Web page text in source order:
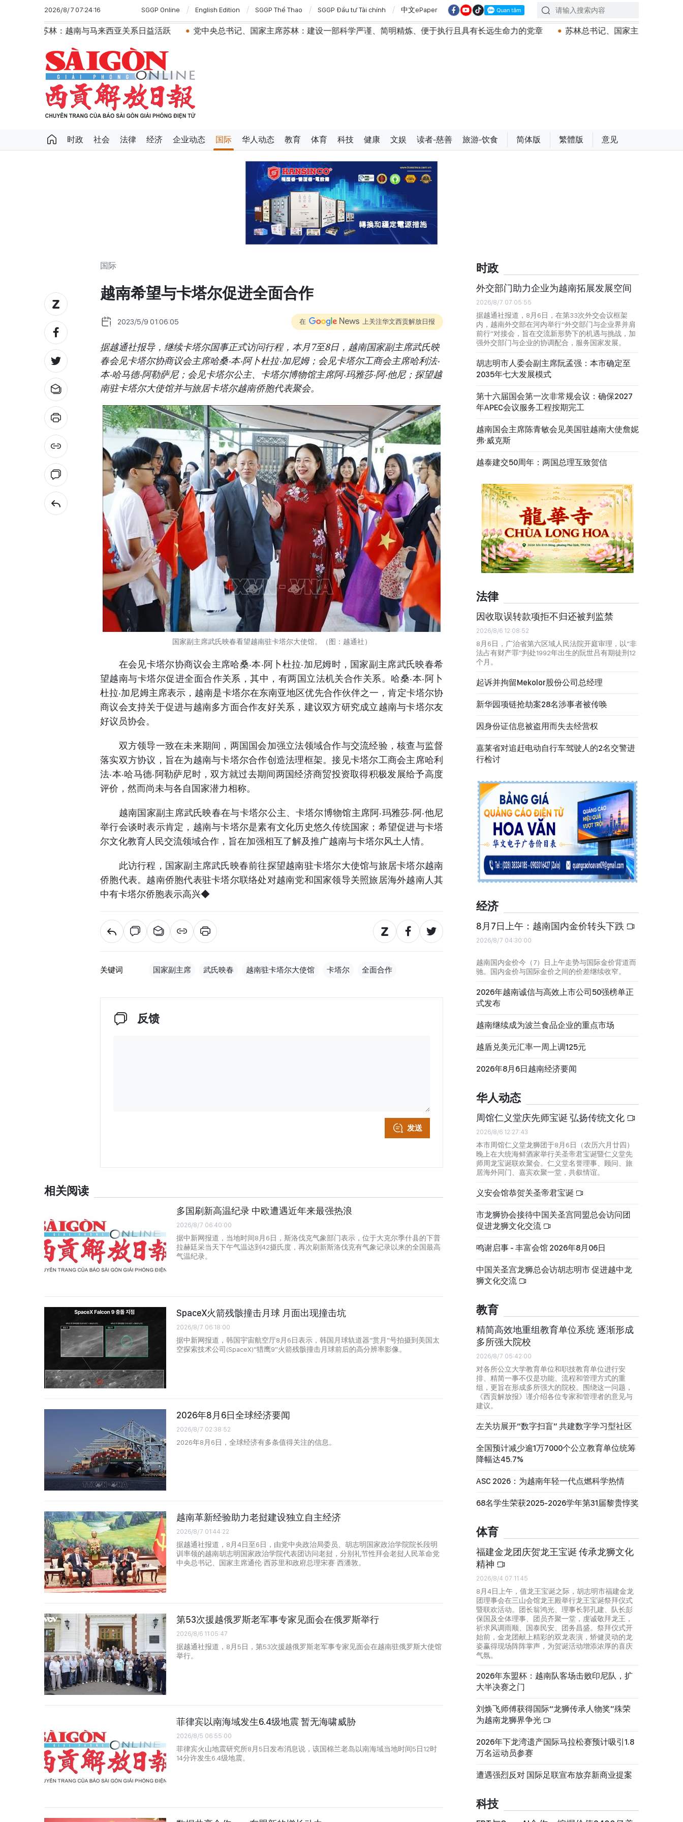
2026/8/7 07:24:16 SGGP Online English Edition SGGP Thể Thao SGGP Đầu tư Tài chính 中文ePaper
南与马来西亚关系日益活跃 党中央总书记、国家主席苏林：建设一部科学严谨、简明精炼、便于执行且具有长远生命力的党章 苏林总书记、国家主席会见东盟国家驻河内使节
时政 社会 法律 经济 企业动态 国际 华人动态 教育 体育 科技 健康 文娱 读者-慈善 旅游-饮食 简体版 繁體版 意见
国际
越南希望与卡塔尔促进全面合作
2023/5/9 01:06:05 在 上关注华文西贡解放日报
据越通社报导，继续卡塔尔国事正式访问行程，本月7至8日，越南国家副主席武氏映
春会见卡塔尔协商议会主席哈桑‧本‧阿卜杜拉‧加尼姆；会见卡塔尔工商会主席哈利法‧
本‧哈马德‧阿勒萨尼；会见卡塔尔公主、卡塔尔博物馆主席阿‧玛雅莎‧阿‧他尼；探望越
南驻卡塔尔大使馆并与旅居卡塔尔越南侨胞代表聚会。
国家副主席武氏映春看望越南驻卡塔尔大使馆。（图：越通社）
在会见卡塔尔协商议会主席哈桑‧本‧阿卜杜拉‧加尼姆时，国家副主席武氏映春希
望越南与卡塔尔促进全面合作关系，其中，有两国立法机关合作关系。哈桑‧本‧阿卜
杜拉‧加尼姆主席表示，越南是卡塔尔在东南亚地区优先合作伙伴之一，肯定卡塔尔协
商议会支持关于促进与越南多方面合作友好关系，建议双方研究成立越南与卡塔尔友
好议员协会。
双方领导一致在未来期间，两国国会加强立法领域合作与交流经验，核查与监督
落实双方协议，旨在为越南与卡塔尔合作创造法理框架。接见卡塔尔工商会主席哈利
法‧本‧哈马德‧阿勒萨尼时，双方就过去期间两国经济商贸投资取得积极发展给予高度
评价，然而尚未与各自国家潜力相称。
越南国家副主席武氏映春在与卡塔尔公主、卡塔尔博物馆主席阿‧玛雅莎‧阿‧他尼
举行会谈时表示肯定，越南与卡塔尔是素有文化历史悠久传统国家；希望促进与卡塔
尔文化教育人民交流领域合作，旨在加强相互了解及推广越南与卡塔尔风土人情。
此访行程，国家副主席武氏映春前往探望越南驻卡塔尔大使馆与旅居卡塔尔越南
侨胞代表。越南侨胞代表驻卡塔尔联络处对越南党和国家领导关照旅居海外越南人其
中有卡塔尔侨胞表示高兴◆
关键词 国家副主席 武氏映春 越南驻卡塔尔大使馆 卡塔尔 全面合作
反馈
发送
相关阅读
多国刷新高温纪录 中欧遭遇近年来最强热浪
2026/8/7 06:40:00
据中新网报道，当地时间8月6日，斯洛伐克气象部门表示，位于大克尔季什县的下普
拉赫廷采当天下午气温达到42摄氏度，再次刷新斯洛伐克有气象记录以来的全国最高
气温纪录。
SpaceX火箭残骸撞击月球 月面出现撞击坑
2026/8/7 06:18:00
据中新网报道，韩国宇宙航空厅8月6日表示，韩国月球轨道器“赏月”号拍摄到美国太
空探索技术公司(SpaceX)“猎鹰9”火箭残骸撞击月球前后的高分辨率影像。
2026年8月6日全球经济要闻
2026/8/7 02:38:52
2026年8月6日，全球经济有多条值得关注的信息。
越南革新经验助力老挝建设独立自主经济
2026/8/7 01:44:22
据越通社报道，8月4日至6日，由党中央政治局委员、胡志明国家政治学院院长段明
训率领的越南胡志明国家政治学院代表团访问老挝，分别礼节性拜会老挝人民革命党
中央总书记、国家主席通伦·西苏里和政府总理宋赛·西潘敦。
第53次援越俄罗斯老军事专家见面会在俄罗斯举行
2026/8/6 11:05:47
据越通社报道，8月5日，第53次援越俄罗斯老军事专家见面会在越南驻俄罗斯大使馆
举行。
菲律宾以南海域发生6.4级地震 暂无海啸威胁
2026/8/5 06:55:00
菲律宾火山地震研究所8月5日发布消息说，该国棉兰老岛以南海域当地时间5日12时
14分许发生6.4级地震。
时政
外交部门助力企业为越南拓展发展空间
2026/8/7 07:05:55
据越通社报道，8月6日，在第33次外交会议框架
内，越南外交部在河内举行“外交部门与企业界并肩
前行”对接会，旨在交流新形势下的机遇与挑战，加
强外交部门与企业的协调配合，服务国家发展。
胡志明市人委会副主席阮孟强：本市确定至
2035年七大发展模式
第十六届国会第一次非常规会议：确保2027
年APEC会议服务工程按期完工
越南国会主席陈青敏会见美国驻越南大使詹妮
弗·威克斯
越泰建交50周年：两国总理互致贺信
法律
因收取误转款项拒不归还被判监禁
2026/8/6 12:08:52
8月6日，广治省第六区域人民法院开庭审理，以“非
法占有财产罪”判处1992年出生的阮世吕有期徒刑12
个月。
起诉并拘留Mekolor股份公司总经理
新华园项链抢劫案28名涉事者被传唤
因身份证信息被盗用而失去经营权
嘉莱省对追赶电动自行车驾驶人的2名交警进
行检讨
经济
8月7日上午：越南国内金价转头下跌
2026/8/7 04:30:00
越南国内金价今（7）日上午走势与国际金价背道而
驰。国内金价与国际金价之间的价差继续收窄。
2026年越南诚信与高效上市公司50强榜单正
式发布
越南继续成为波兰食品企业的重点市场
越盾兑美元汇率一周上调125元
2026年8月6日越南经济要闻
华人动态
周馆仁义堂庆先师宝诞 弘扬传统文化
2026/8/6 12:27:43
本市周馆仁义堂龙狮团于8月6日（农历六月廿四）
晚上在大统海鲜酒家举行关圣帝君宝诞暨仁义堂先
师周龙宝诞联欢聚会。仁义堂名誉理事、顾问、旅
居海外同门、嘉宾欢聚一堂，共叙情谊。
义安会馆恭贺关圣帝君宝诞
市龙狮协会接待中国关圣宫同盟总会访问团
促进龙狮文化交流
鸣谢启事 - 丰富会馆 2026年8月06日
中国关圣宫龙狮总会访胡志明市 促进越中龙
狮文化交流
教育
精简高效地重组教育单位系统 逐渐形成
多所强大院校
2026/8/7 05:42:00
对各所公立大学教育单位和职技教育单位进行安
排、精简一事不仅是功能、流程和管理方式的重
组，更旨在形成多所强大的院校。围绕这一问题，
《西贡解放报》谨介绍各位专家和管理者的意见与
建议。
左关坊展开“数字扫盲” 共建数字学习型社区
全国预计减少逾1万7000个公立教育单位统筹
降幅达45.7%
ASC 2026：为越南年轻一代点燃科学热情
68名学生荣获2025-2026学年第31届黎贵惇奖
体育
福建金龙团庆贺龙王宝诞 传承龙狮文化
精神
2026/8/4 07:11:45
8月4日上午，值龙王宝诞之际，胡志明市福建金龙
团理事会在三山会馆龙王殿举行龙王宝诞祭拜仪式
暨联欢活动。团长翁鸿光、理事长郭孔建、队长彭
保国及全体理事、团员齐聚一堂，虔诚敬拜龙王，
祈求风调雨顺、国泰民安、团务昌盛。祭拜仪式开
始前，金龙团献上精彩的双龙表演，矫健灵动的龙
姿赢得现场阵阵掌声，为贺诞活动增添浓厚的喜庆
气氛。
2026年东盟杯：越南队客场击败印尼队，扩
大半决赛之门
刘焕飞师傅获得国际“龙狮传承人物奖”殊荣
为越南龙狮界争光
2026年下龙湾遗产国际马拉松赛预计吸引1.8
万名运动员参赛
遭遇强烈反对 国际足联宣布放弃新商业提案
科技